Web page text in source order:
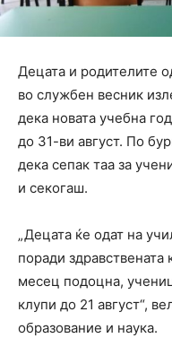
Децата и родителите
во службен весник
дека новата учебна
до 31-ви август. По
дека сепак таа за
и секогаш.
„Децата ќе одат на
поради здравствената
месец подоцна,
клупи до 21 август“,
образование и наука.